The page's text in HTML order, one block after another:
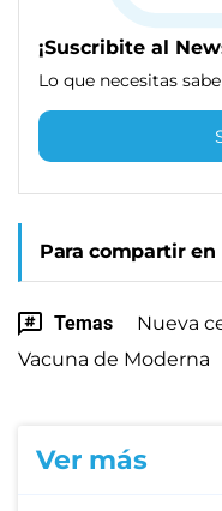
¡Suscribite al
Lo que necesitas
Para compartir en
Temas Nueva
Vacuna de Moderna
Ver más